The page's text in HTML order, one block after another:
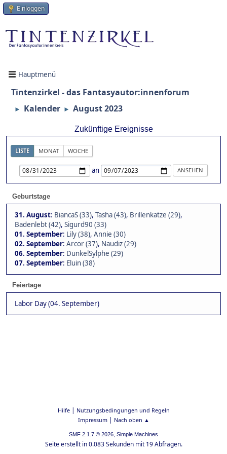
Einloggen
Hauptmenü
Tintenzirkel - das Fantasyautor:innenforum
► Kalender ► August 2023
Zukünftige Ereignisse
LISTE MONAT WOCHE
an
Geburtstage
31. August: BiancaS (33), Tasha (43), Brillenkatze (29),
Badenlebt (42), Sigurd90 (33)
01. September: Lily (38), Annie (30)
02. September: Arcor (37), Naudiz (29)
06. September: DunkelSylphe (29)
07. September: Eluin (38)
Feiertage
Labor Day (04. September)
Hilfe| Nutzungsbedingungen und Regeln
Impressum| Nach oben ▲
SMF 2.1.7 © 2026, Simple Machines
Seite erstellt in 0.083 Sekunden mit 19 Abfragen.